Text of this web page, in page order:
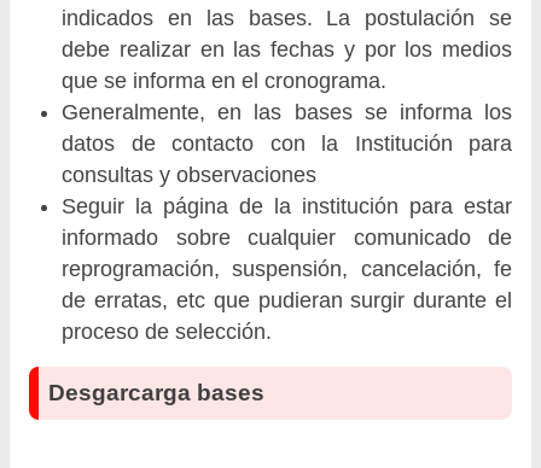
indicados en las bases. La postulación se
debe realizar en las fechas y por los medios
que se informa en el cronograma.
Generalmente, en las bases se informa los
datos de contacto con la Institución para
consultas y observaciones
Seguir la página de la institución para estar
informado sobre cualquier comunicado de
reprogramación, suspensión, cancelación, fe
de erratas, etc que pudieran surgir durante el
proceso de selección.
Desgarcarga bases